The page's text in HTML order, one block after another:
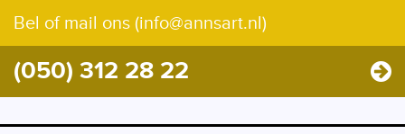
Bel of mail ons (info@annsart.nl)
(050) 312 28 22